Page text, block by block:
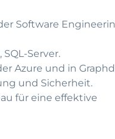
Software
SQL-Server.
Azure und in
und Sicherheit.
für eine effektive